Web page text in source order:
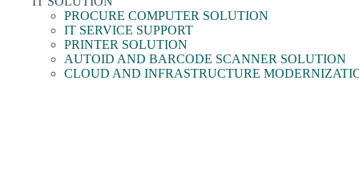
PROCURE COMPUTER SOLUTION
IT SERVICE SUPPORT
PRINTER SOLUTION
AUTOID AND BARCODE SCANNER SOLUTION
CLOUD AND INFRASTRUCTURE